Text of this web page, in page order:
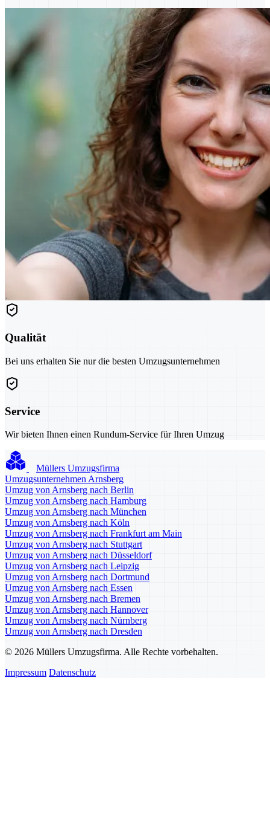
Qualität
Bei uns erhalten Sie nur die besten Umzugsunternehmen
Service
Wir bieten Ihnen einen Rundum-Service für Ihren Umzug
Müllers Umzugsfirma
Umzugsunternehmen Arnsberg
Umzug von Arnsberg nach Berlin
Umzug von Arnsberg nach Hamburg
Umzug von Arnsberg nach München
Umzug von Arnsberg nach Köln
Umzug von Arnsberg nach Frankfurt am Main
Umzug von Arnsberg nach Stuttgart
Umzug von Arnsberg nach Düsseldorf
Umzug von Arnsberg nach Leipzig
Umzug von Arnsberg nach Dortmund
Umzug von Arnsberg nach Essen
Umzug von Arnsberg nach Bremen
Umzug von Arnsberg nach Hannover
Umzug von Arnsberg nach Nürnberg
Umzug von Arnsberg nach Dresden
© 2026 Müllers Umzugsfirma. Alle Rechte vorbehalten.
Impressum Datenschutz